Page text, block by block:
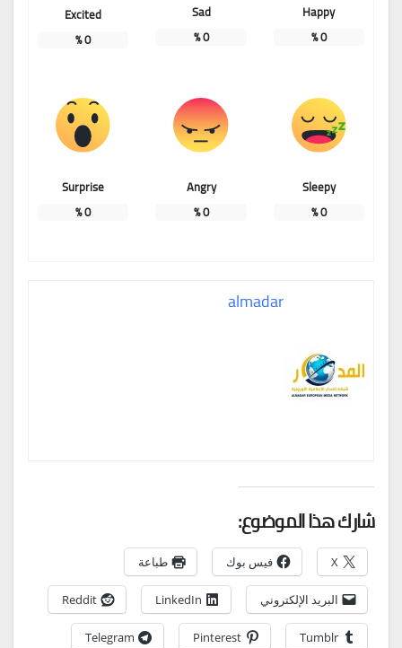
Happy
0
%
Sad
0
%
Excited
0
%
Sleepy
0
%
Angry
0
%
Surprise
0
%
almadar
شارك هذا الموضوع:
X فيس بوك طباعة
البريد الإلكتروني LinkedIn
Reddit
Tumblr
Pinterest
Telegram